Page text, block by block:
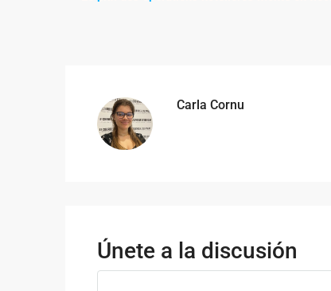
Carla Cornu
Únete a la discusión